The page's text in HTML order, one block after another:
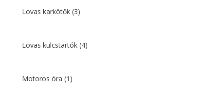
Lovas karkötők (3)
Lovas kulcstartók (4)
Motoros óra (1)